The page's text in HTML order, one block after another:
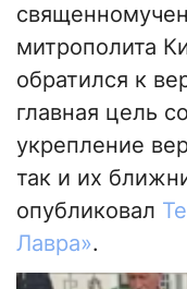
митрополита
обратился к
главная цель
укрепление
так и их
опубликовал
Лавра».